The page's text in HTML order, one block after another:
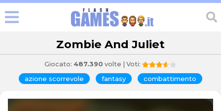
Zombie And Juliet
Giocato: 487.390 volte | Voti:
azione scorrevole fantasy combattimento